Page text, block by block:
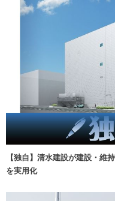
【独自】清水建設が建設・維
を実用化